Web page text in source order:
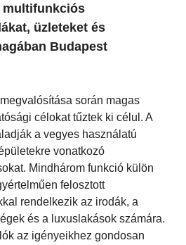
multifunkciós
üzleteket és
Budapest
során magas
célokat tűztek ki célul. A
a vegyes használatú
vonatkozó
Mindhárom funkció külön
felosztott
rendelkezik az irodák, a
és a luxuslakások számára.
az igényeikhez gondosan